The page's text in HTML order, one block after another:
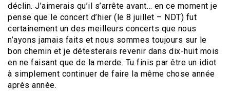
déclin. J’aimerais qu’il s’arrête avant… en ce moment je
pense que le concert d’hier (le 8 juillet – NDT) fut
certainement un des meilleurs concerts que nous
n’ayons jamais faits et nous sommes toujours sur le
bon chemin et je détesterais revenir dans dix-huit mois
en ne faisant que de la merde. Tu finis par être un idiot
à simplement continuer de faire la même chose année
après année.